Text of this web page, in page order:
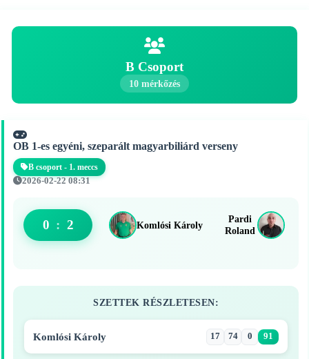
B Csoport
10 mérkőzés
OB 1-es egyéni, szeparált magyarbiliárd verseny
B csoport - 1. meccs
2026-02-22 08:31
Komlósi Károly
0 : 2
Pardi
Roland
SZETTEK RÉSZLETESEN:
Komlósi Károly 17 74 0 91